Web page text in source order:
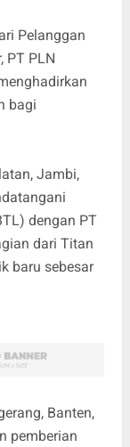
Pelanggan
PT PLN
bagi
Jambi,
dengan PT
dari Titan
baru sebesar
Banten,
pemberian